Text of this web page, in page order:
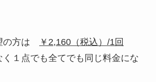
の方は
￥2,160（税込）/1回
く１点でも全てでも同じ料金にな